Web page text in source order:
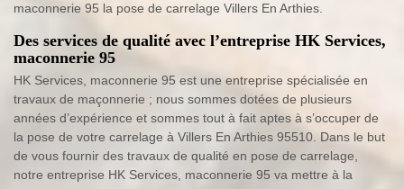
maconnerie 95 la pose de carrelage Villers En Arthies.
Des services de qualité avec l’entreprise HK Services,
maconnerie 95
HK Services, maconnerie 95 est une entreprise spécialisée en
travaux de maçonnerie ; nous sommes dotées de plusieurs
années d’expérience et sommes tout à fait aptes à s’occuper de
la pose de votre carrelage à Villers En Arthies 95510. Dans le but
de vous fournir des travaux de qualité en pose de carrelage,
notre entreprise HK Services, maconnerie 95 va mettre à la